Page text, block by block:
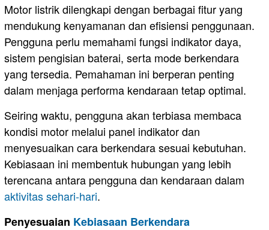
Motor listrik dilengkapi dengan berbagai fitur yang
mendukung kenyamanan dan efisiensi penggunaan.
Pengguna perlu memahami fungsi indikator daya,
sistem pengisian baterai, serta mode berkendara
yang tersedia. Pemahaman ini berperan penting
dalam menjaga performa kendaraan tetap optimal.
Seiring waktu, pengguna akan terbiasa membaca
kondisi motor melalui panel indikator dan
menyesuaikan cara berkendara sesuai kebutuhan.
Kebiasaan ini membentuk hubungan yang lebih
terencana antara pengguna dan kendaraan dalam
aktivitas sehari-hari.
Penyesuaian Kebiasaan Berkendara